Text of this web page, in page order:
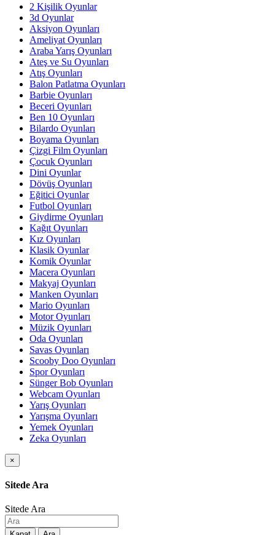
2 Kişilik Oyunlar
3d Oyunlar
Aksiyon Oyunları
Ameliyat Oyunları
Araba Yarış Oyunları
Ateş ve Su Oyunları
Atış Oyunları
Balon Patlatma Oyunları
Barbie Oyunları
Beceri Oyunları
Ben 10 Oyunları
Bilardo Oyunları
Boyama Oyunları
Çizgi Film Oyunları
Çocuk Oyunları
Dini Oyunlar
Dövüş Oyunları
Eğitici Oyunlar
Futbol Oyunları
Giydirme Oyunları
Kağıt Oyunları
Kız Oyunları
Klasik Oyunlar
Komik Oyunlar
Macera Oyunları
Makyaj Oyunları
Manken Oyunları
Mario Oyunları
Motor Oyunları
Müzik Oyunları
Oda Oyunları
Savas Oyunları
Scooby Doo Oyunları
Spor Oyunları
Sünger Bob Oyunları
Webcam Oyunları
Yarış Oyunları
Yarışma Oyunları
Yemek Oyunları
Zeka Oyunları
×
Sitede Ara
Sitede Ara